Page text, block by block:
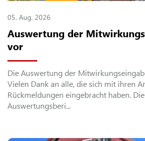
05. Aug. 2026
Auswertung der
vor
Die Auswertung der
Vielen Dank an alle, die sich mit ihren
Rückmeldungen eingebracht haben.
Auswertungsberi...